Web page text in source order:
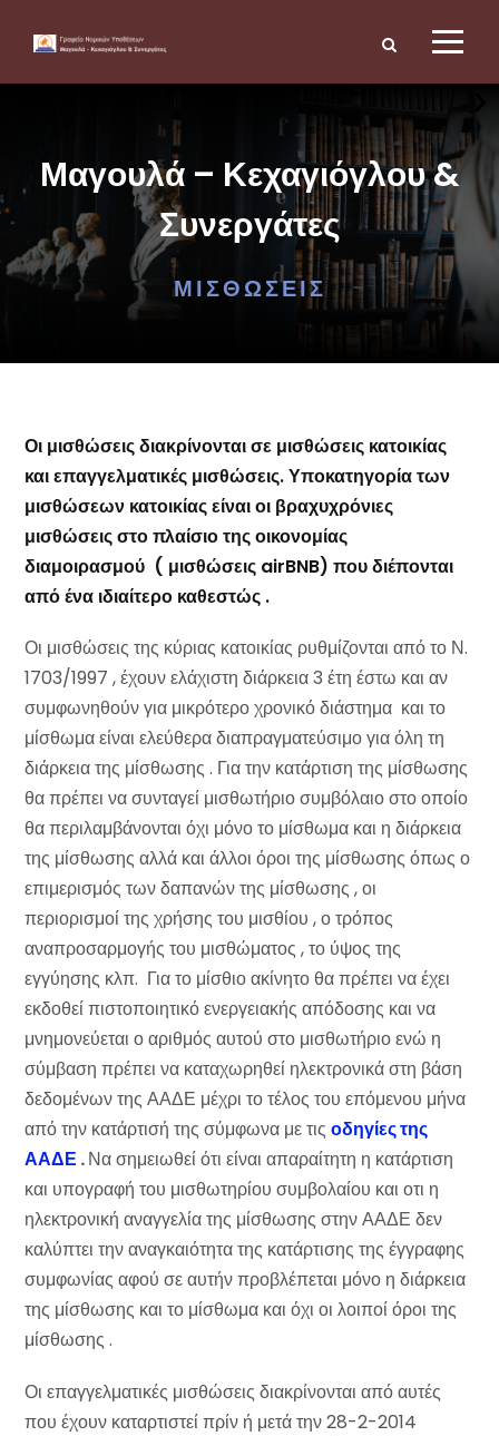
Μαγουλά – Κεχαγιόγλου &
Συνεργάτες
ΜΙΣΘΏΣΕΙΣ
Οι μισθώσεις διακρίνονται σε μισθώσεις κατοικίας
και επαγγελματικές μισθώσεις. Υποκατηγορία των
μισθώσεων κατοικίας είναι οι βραχυχρόνιες
μισθώσεις στο πλαίσιο της οικονομίας
διαμοιρασμού ( μισθώσεις airBNB) που διέπονται
από ένα ιδιαίτερο καθεστώς .
Οι μισθώσεις της κύριας κατοικίας ρυθμίζονται από το Ν.
1703/1997 , έχουν ελάχιστη διάρκεια 3 έτη έστω και αν
συμφωνηθούν για μικρότερο χρονικό διάστημα και το
μίσθωμα είναι ελεύθερα διαπραγματεύσιμο για όλη τη
διάρκεια της μίσθωσης . Για την κατάρτιση της μίσθωσης
θα πρέπει να συνταγεί μισθωτήριο συμβόλαιο στο οποίο
θα περιλαμβάνονται όχι μόνο το μίσθωμα και η διάρκεια
της μίσθωσης αλλά και άλλοι όροι της μίσθωσης όπως ο
επιμερισμός των δαπανών της μίσθωσης , οι
περιορισμοί της χρήσης του μισθίου , ο τρόπος
αναπροσαρμογής του μισθώματος , το ύψος της
εγγύησης κλπ. Για το μίσθιο ακίνητο θα πρέπει να έχει
εκδοθεί πιστοποιητικό ενεργειακής απόδοσης και να
μνημονεύεται ο αριθμός αυτού στο μισθωτήριο ενώ η
σύμβαση πρέπει να καταχωρηθεί ηλεκτρονικά στη βάση
δεδομένων της ΑΑΔΕ μέχρι το τέλος του επόμενου μήνα
από την κατάρτισή της σύμφωνα με τις οδηγίες της
ΑΑΔΕ .Να σημειωθεί ότι είναι απαραίτητη η κατάρτιση
και υπογραφή του μισθωτηρίου συμβολαίου και οτι η
ηλεκτρονική αναγγελία της μίσθωσης στην ΑΑΔΕ δεν
καλύπτει την αναγκαιότητα της κατάρτισης της έγγραφης
συμφωνίας αφού σε αυτήν προβλέπεται μόνο η διάρκεια
της μίσθωσης και το μίσθωμα και όχι οι λοιποί όροι της
μίσθωσης .
Οι επαγγελματικές μισθώσεις διακρίνονται από αυτές
που έχουν καταρτιστεί πρίν ή μετά την 28-2-2014